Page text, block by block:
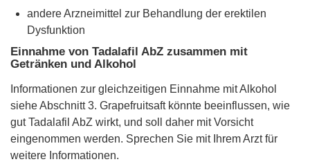
andere Arzneimittel zur Behandlung der erektilen
Dysfunktion
Einnahme von Tadalafil AbZ zusammen mit
Getränken und Alkohol
Informationen zur gleichzeitigen Einnahme mit Alkohol
siehe Abschnitt 3. Grapefruitsaft könnte beeinflussen, wie
gut Tadalafil AbZ wirkt, und soll daher mit Vorsicht
eingenommen werden. Sprechen Sie mit Ihrem Arzt für
weitere Informationen.